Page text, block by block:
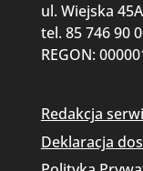
ul. Wiejska
tel. 85 746 90
REGON:
Redakcja
Deklaracja